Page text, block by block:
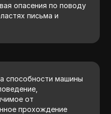
опасения по поводу
письма и
способности машины
от
прохождение